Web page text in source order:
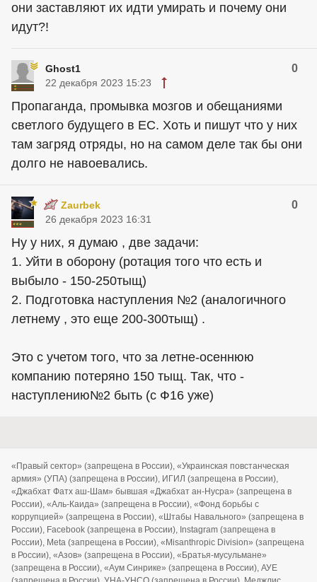
они заставляют их идти умирать и почему они
идут?!
Ghost1 0
22 декабря 2023 15:23
Пропаганда, промывка мозгов и обещаниями
светлого будущего в ЕС. Хоть и пишут что у них
там загряд отряды, но на самом деле так бы они
долго не навоевались.
Zaurbek 0
26 декабря 2023 16:31
Ну у них, я думаю , две задачи:
1. Уйти в оборону (ротация того что есть и
выбыло - 150-250тыщ)
2. Подготовка наступления №2 (аналогичного
летнему , это еще 200-300тыщ) .
Это с учетом того, что за летне-осеннюю
компанию потеряно 150 тыщ. Так, что -
наступлению№2 быть (с Ф16 уже)
«Правый сектор» (запрещена в России), «Украинская повстанческая
армия» (УПА) (запрещена в России), ИГИЛ (запрещена в России),
«Джабхат Фатх аш-Шам» бывшая «Джабхат ан-Нусра» (запрещена в
России), «Аль-Каида» (запрещена в России), «Фонд борьбы с
коррупцией» (запрещена в России), «Штабы Навального» (запрещена в
России), Facebook (запрещена в России), Instagram (запрещена в
России), Meta (запрещена в России), «Misanthropic Division» (запрещена
в России), «Азов» (запрещена в России), «Братья-мусульмане»
(запрещена в России), «Аум Синрике» (запрещена в России), АУЕ